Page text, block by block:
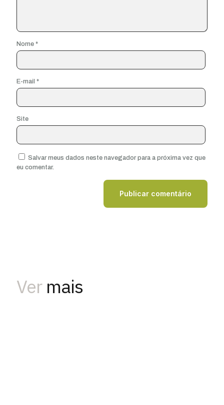
Nome *
E-mail *
Site
Salvar meus dados neste navegador para a próxima vez que
eu comentar.
Ver mais